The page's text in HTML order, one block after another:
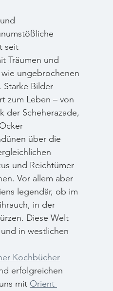
seit
Träumen und
ungebrochenen
Starke Bilder
zum Leben – von
der Scheherazade,
über die
und Reichtümer
Vor allem aber
legendär, ob im
in der
Diese Welt
in westlichen
Kochbücher
erfolgreichen
mit Orient